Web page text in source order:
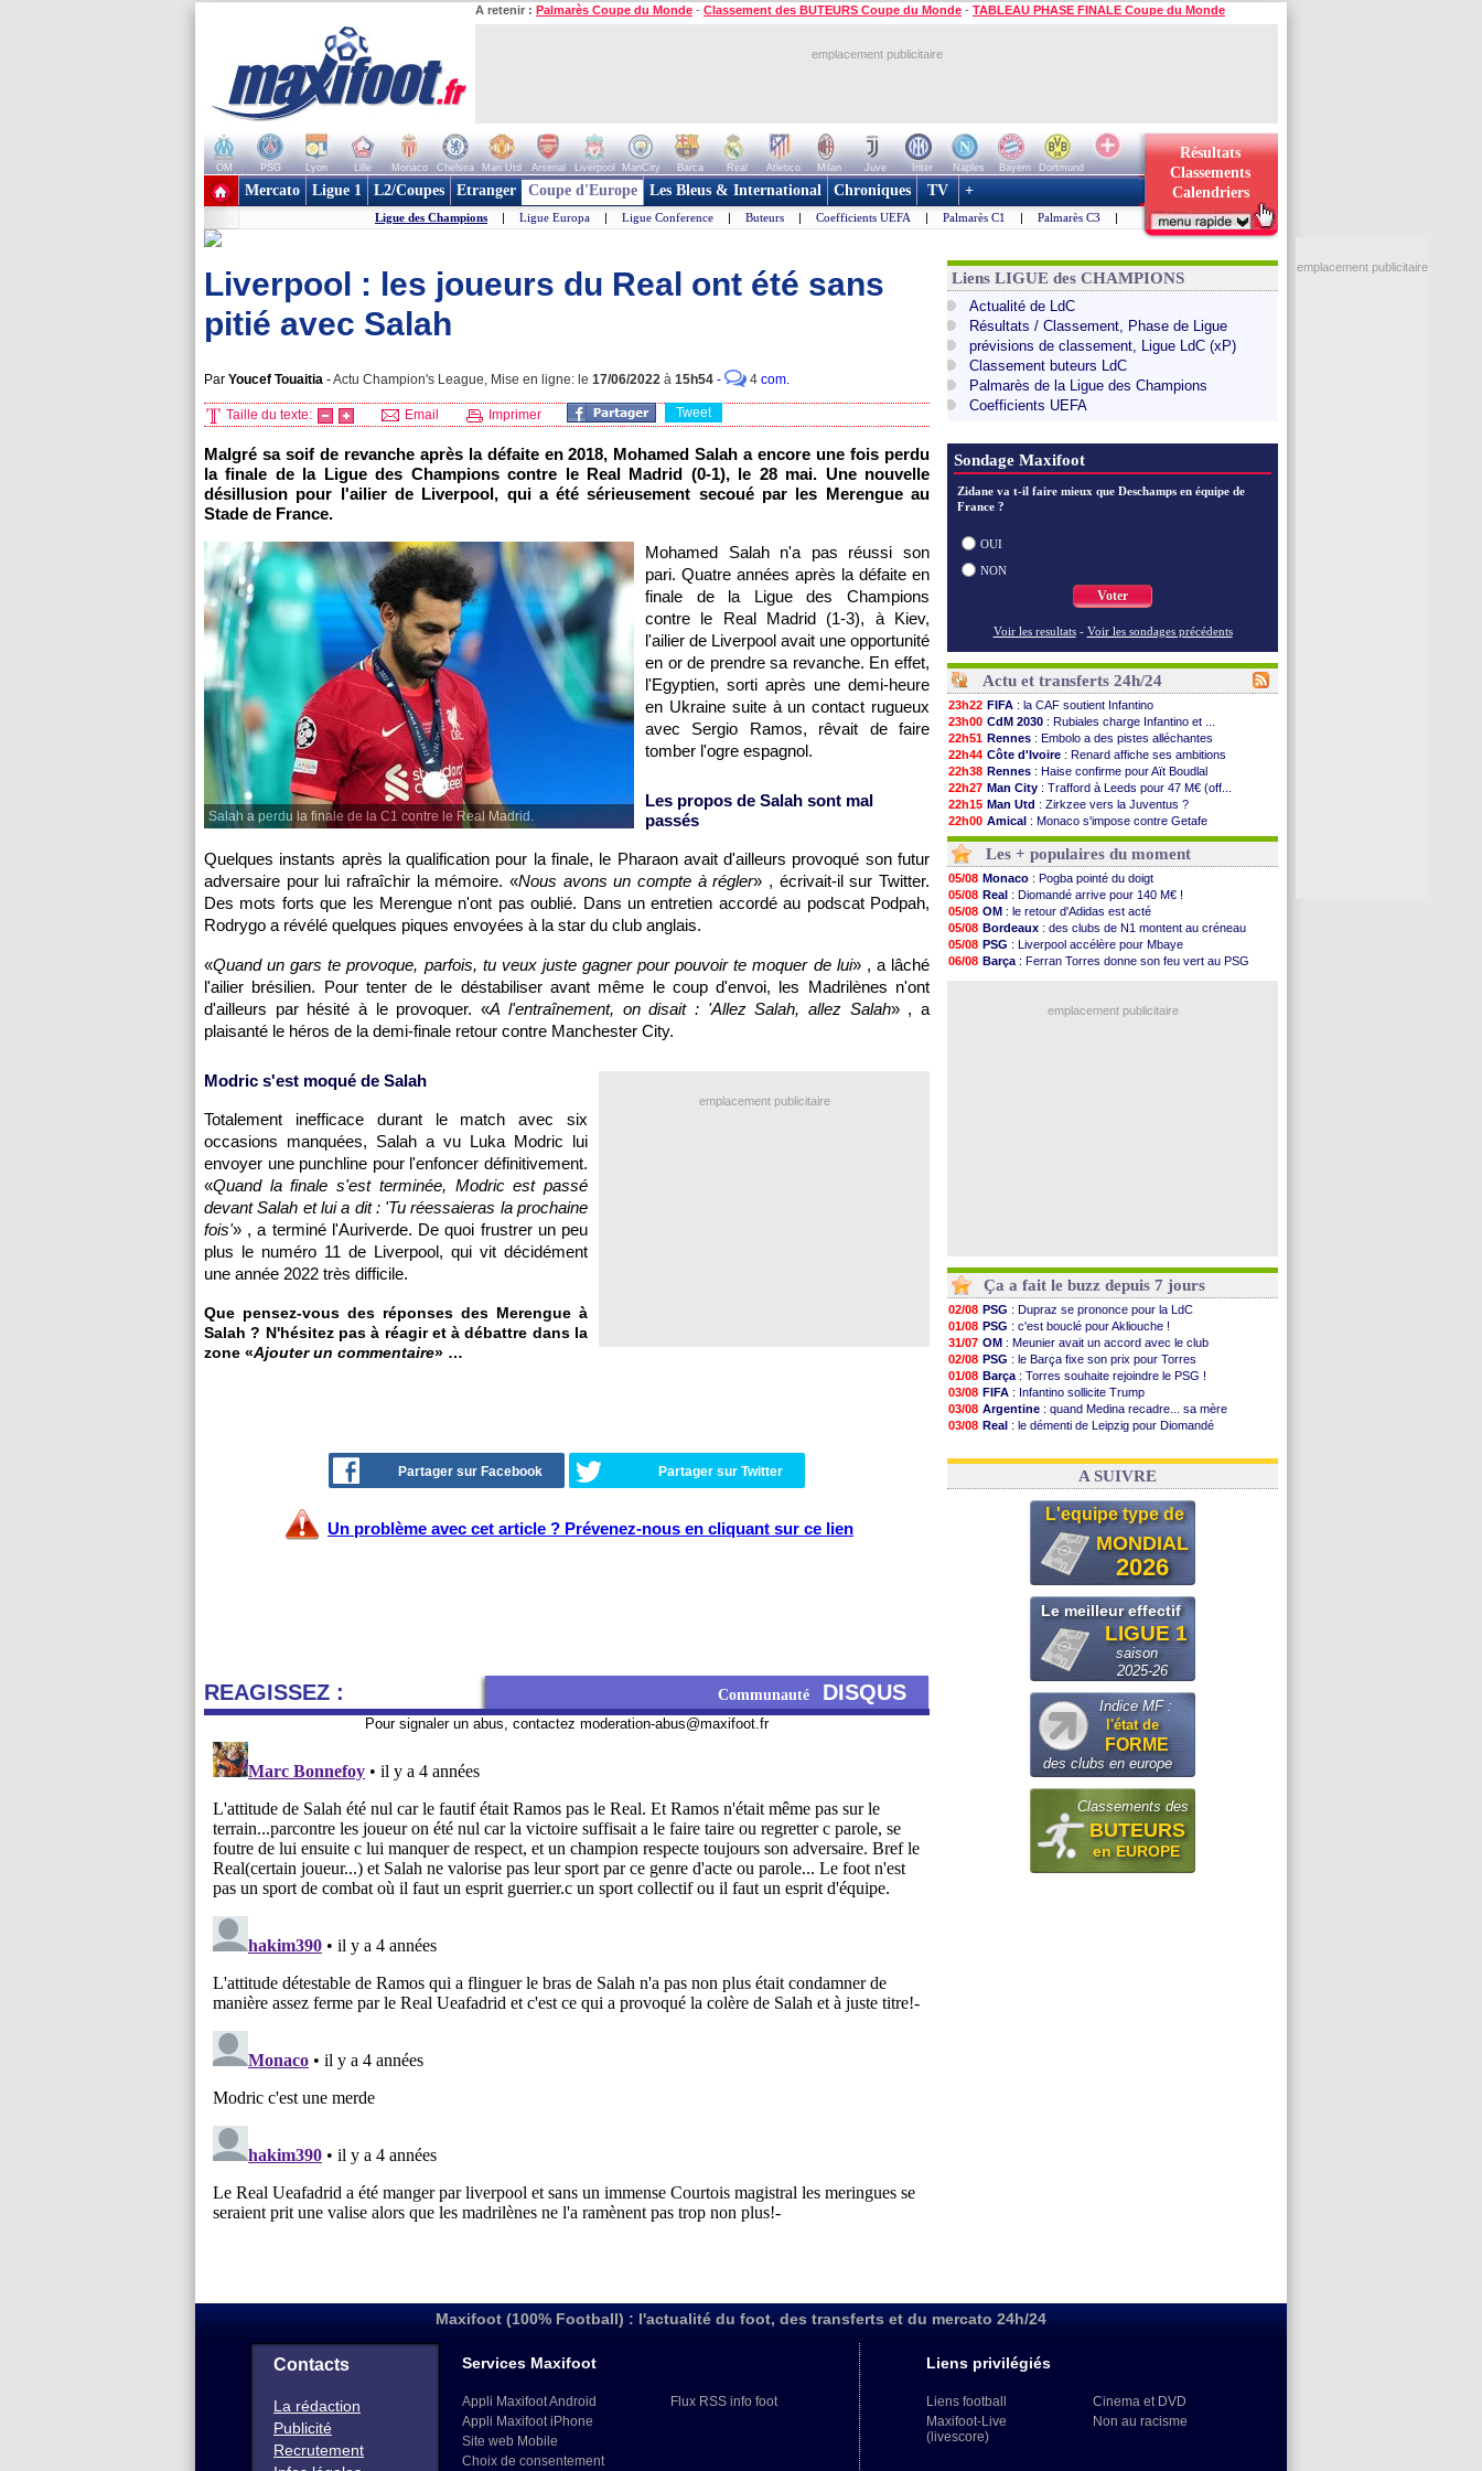
A retenir : Palmarès Coupe du Monde - Classement des BUTEURS Coupe du Monde - TABLEAU PHASE FINALE Coupe du Monde
emplacement publicitaire
OM PSG Lyon Lille Monaco Chelsea Man Utd Arsenal Liverpool ManCity Barca Real Atletico Milan Juve Inter Naples Bayern
Dortmund
+ de clubs
Résultats
Classements
Calendriers
Mercato Ligue 1 L2/Coupes Etranger Coupe d'Europe Les Bleus & International Chroniques TV +
Ligue des Champions | Ligue Europa | Ligue Conference | Buteurs | Coefficients UEFA | Palmarès C1 | Palmarès C3 |
Liverpool : les joueurs du Real ont été sans
pitié avec Salah
Par Youcef Touaitia -Actu Champion's League, Mise en ligne: le 17/06/2022 à 15h54 - 4 com.
Taille du texte: Email Imprimer Tweet
Malgré sa soif de revanche après la défaite en 2018, Mohamed Salah a encore une fois perdu
la finale de la Ligue des Champions contre le Real Madrid (0-1), le 28 mai. Une nouvelle
désillusion pour l'ailier de Liverpool, qui a été sérieusement secoué par les Merengue au
Stade de France.
Salah a perdu la finale de la C1 contre le Real Madrid.
Mohamed Salah n'a pas réussi son
pari. Quatre années après la défaite en
finale de la Ligue des Champions
contre le Real Madrid (1-3), à Kiev,
l'ailier de Liverpool avait une opportunité
en or de prendre sa revanche. En effet,
l'Egyptien, sorti après une demi-heure
en Ukraine suite à un contact rugueux
avec Sergio Ramos, rêvait de faire
tomber l'ogre espagnol.
Les propos de Salah sont mal
passés
Quelques instants après la qualification pour la finale, le Pharaon avait d'ailleurs provoqué son futur
adversaire pour lui rafraîchir la mémoire. «Nous avons un compte à régler» , écrivait-il sur Twitter.
Des mots forts que les Merengue n'ont pas oublié. Dans un entretien accordé au podscat Podpah,
Rodrygo a révélé quelques piques envoyées à la star du club anglais.
«Quand un gars te provoque, parfois, tu veux juste gagner pour pouvoir te moquer de lui» , a lâché
l'ailier brésilien. Pour tenter de le déstabiliser avant même le coup d'envoi, les Madrilènes n'ont
d'ailleurs par hésité à le provoquer. «A l'entraînement, on disait : 'Allez Salah, allez Salah» , a
plaisanté le héros de la demi-finale retour contre Manchester City.
emplacement publicitaire
Modric s'est moqué de Salah
Totalement inefficace durant le match avec six
occasions manquées, Salah a vu Luka Modric lui
envoyer une punchline pour l'enfoncer définitivement.
«Quand la finale s'est terminée, Modric est passé
devant Salah et lui a dit : 'Tu réessaieras la prochaine
fois'» , a terminé l'Auriverde. De quoi frustrer un peu
plus le numéro 11 de Liverpool, qui vit décidément
une année 2022 très difficile.
Que pensez-vous des réponses des Merengue à
Salah ? N'hésitez pas à réagir et à débattre dans la
zone «Ajouter un commentaire» …
Partager sur Facebook Partager sur Twitter
Un problème avec cet article ? Prévenez-nous en cliquant sur ce lien
REAGISSEZ : Communauté DISQUS
Pour signaler un abus, contactez moderation-abus@maxifoot.fr
Liens LIGUE des CHAMPIONS
Actualité de LdC
Résultats / Classement, Phase de Ligue
prévisions de classement, Ligue LdC (xP)
Classement buteurs LdC
Palmarès de la Ligue des Champions
Coefficients UEFA
Sondage Maxifoot
Zidane va t-il faire mieux que Deschamps en équipe de
France ?
OUI
NON
Voter
Voir les resultats - Voir les sondages précédents
Actu et transferts 24h/24
23h22 FIFA : la CAF soutient Infantino
23h00 CdM 2030 : Rubiales charge Infantino et ...
22h51 Rennes : Embolo a des pistes alléchantes
22h44 Côte d'Ivoire : Renard affiche ses ambitions
22h38 Rennes : Haise confirme pour Aït Boudlal
22h27 Man City : Trafford à Leeds pour 47 M€ (off...
22h15 Man Utd : Zirkzee vers la Juventus ?
22h00 Amical : Monaco s'impose contre Getafe
21h48 Nantes: Der Zakarian et sa relation avec Kita
21h39
OM: le club prêt à libérer Kondogbia ?
21h26 Monaco: le message touchant d'Akliouche
21h05
FIFA: Tebas en remet une couche
20h47
FIFA : l'UEFA maintient la pression
20h30
PSG: Tebas encense Luis Enrique
20h18
Real: Vinicius jusqu'en 2032 (officiel)
20h04
Lyon: Mangala va rejoindre Getafe
19h47
OM: une offre refusée pour Aguerd
: Akliouche a signé (officiel)
Les + populaires du moment
05/08 Monaco : Pogba pointé du doigt
05/08 Real : Diomandé arrive pour 140 M€ !
05/08 OM : le retour d'Adidas est acté
05/08 Bordeaux : des clubs de N1 montent au créneau
05/08 PSG : Liverpool accélère pour Mbaye
06/08 Barça : Ferran Torres donne son feu vert au PSG
emplacement publicitaire
Ça a fait le buzz depuis 7 jours
02/08 PSG : Dupraz se prononce pour la LdC
01/08 PSG : c'est bouclé pour Akliouche !
31/07 OM : Meunier avait un accord avec le club
02/08 PSG : le Barça fixe son prix pour Torres
01/08 Barça : Torres souhaite rejoindre le PSG !
03/08 FIFA : Infantino sollicite Trump
03/08 Argentine : quand Medina recadre... sa mère
03/08 Real : le démenti de Leipzig pour Diomandé
31/07 FIFA: le conseiller d'Infantino démissionne !
A SUIVRE
L'equipe type de
MONDIAL
2026
Le meilleur effectif
LIGUE 1
saison
2025-26
Indice MF :
l'état de
FORME
des clubs en europe
Classements des
BUTEURS
en EUROPE
emplacement publicitaire
Maxifoot (100% Football) : l'actualité du foot, des transferts et du mercato 24h/24
Contacts
La rédaction
Publicité
Recrutement
Services Maxifoot
Appli Maxifoot Android
Appli Maxifoot iPhone
Site web Mobile
Choix de consentement
Flux RSS info foot
Liens privilégiés
Liens football
Maxifoot-Live
(livescore)
Cinema et DVD
Non au racisme